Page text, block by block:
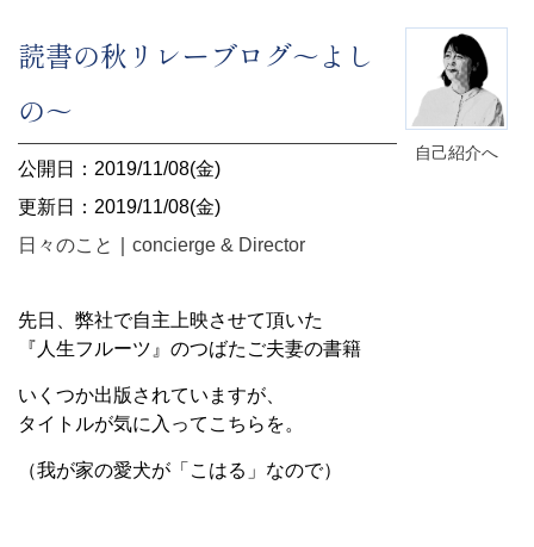
自己紹介へ
読書の秋リレーブログ～よし
の～
公開日：2019/11/08(金)
更新日：2019/11/08(金)
日々のこと
concierge & Director
先日、弊社で自主上映させて頂いた
『人生フルーツ』のつばたご夫妻の書籍
いくつか出版されていますが、
タイトルが気に入ってこちらを。
（我が家の愛犬が「こはる」なので）